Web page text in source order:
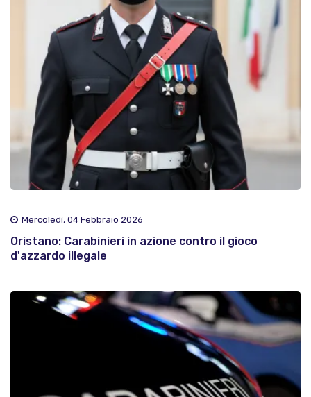
Mercoledì, 04 Febbraio 2026
Oristano: Carabinieri in azione contro il gioco
d'azzardo illegale